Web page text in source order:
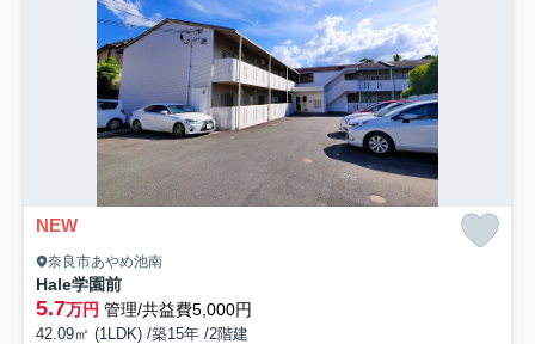
NEW
奈良市あやめ池南
Hale学園前
5.7万円 管理/共益費5,000円
42.09㎡ (1LDK) /築15年 /2階建